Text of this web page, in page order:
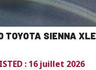
TOYOTA SIENNA XLE
: 16 juillet 2026